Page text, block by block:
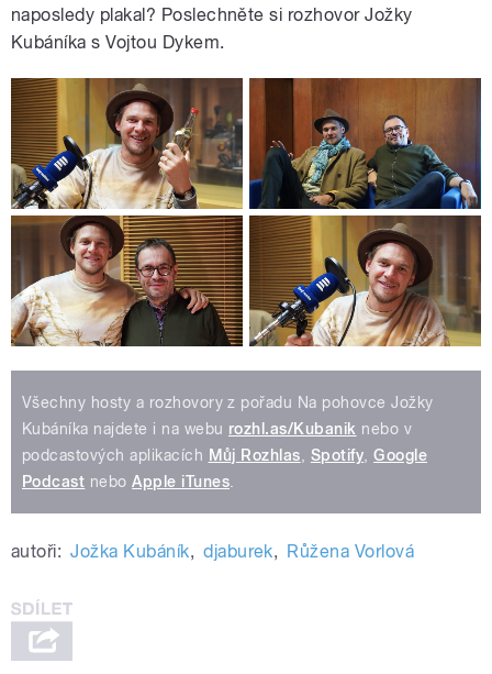
naposledy plakal? Poslechněte si rozhovor Jožky
Kubáníka s Vojtou Dykem.
Všechny hosty a rozhovory z pořadu Na pohovce Jožky
Kubáníka najdete i na webu rozhl.as/Kubanik nebo v
podcastových aplikacích Můj Rozhlas, Spotify,Google
Podcast neboApple iTunes.
autoři: Jožka Kubáník, djaburek, Růžena Vorlová